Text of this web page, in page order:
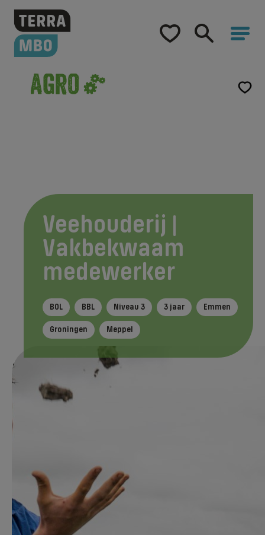
Home
Veehouderij |
Vakbekwaam
medewerker
BOL BBL Niveau 3 3 jaar Emmen
Groningen Meppel
In het kort Tijdens je opleiding
Aan de slag op een veehouderij, dat is echt
iets voor jou! Je neemt hier de dagelijkse
werkzaamheden voor je rekening, zoals het
voeren en verzorgen van de dieren en het